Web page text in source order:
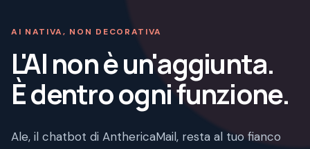
AI NATIVA, NON DECORATIVA
L'AI non è un'aggiunta.
È dentro ogni funzione.
Ale, il chatbot di AnthericaMail, resta al tuo fianco